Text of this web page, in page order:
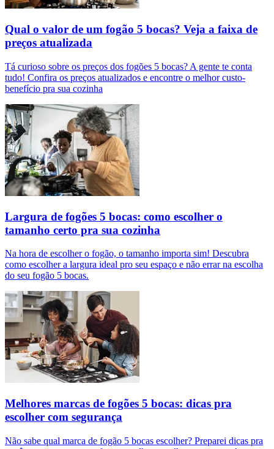
Qual o valor de um fogão 5 bocas? Veja a faixa de
preços atualizada
Tá curioso sobre os preços dos fogões 5 bocas? A gente te conta
tudo! Confira os preços atualizados e encontre o melhor custo-
benefício pra sua cozinha
Largura de fogões 5 bocas: como escolher o
tamanho certo pra sua cozinha
Na hora de escolher o fogão, o tamanho importa sim! Descubra
como escolher a largura ideal pro seu espaço e não errar na escolha
do seu fogão 5 bocas.
Melhores marcas de fogões 5 bocas: dicas pra
escolher com segurança
Não sabe qual marca de fogão 5 bocas escolher? Preparei dicas pra